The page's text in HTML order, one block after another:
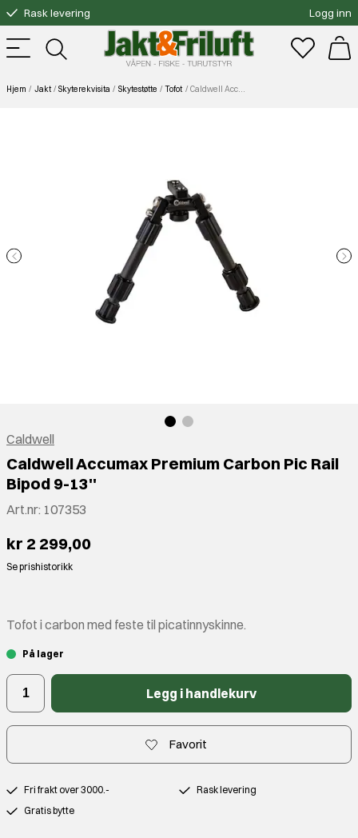
Rask levering
Gratis bytte
Fri frakt over 3000.-
Logg inn
Hjem Jakt Skyterekvisita Skytestøtte Tofot Caldwell Accumax Premium Carbon Pic Rail Bipod 9-13''
Caldwell
Caldwell Accumax Premium Carbon Pic Rail
Bipod 9-13''
Art.nr: 107353
kr 2 299,00
Se prishistorikk
Tofot i carbon med feste til picatinnyskinne.
På lager
Legg i handlekurv
Favorit
Fri frakt over 3000.-
Rask levering
Gratis bytte